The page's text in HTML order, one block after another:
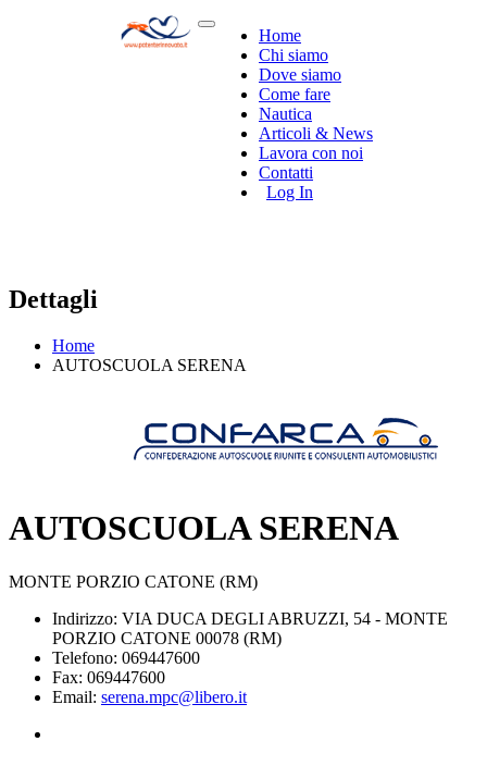
Home
Chi siamo
Dove siamo
Come fare
Nautica
Articoli & News
Lavora con noi
Contatti
Log In
Dettagli
Home
AUTOSCUOLA SERENA
AUTOSCUOLA SERENA
MONTE PORZIO CATONE (RM)
Indirizzo: VIA DUCA DEGLI ABRUZZI, 54 - MONTE
PORZIO CATONE 00078 (RM)
Telefono: 069447600
Fax: 069447600
Email: serena.mpc@libero.it